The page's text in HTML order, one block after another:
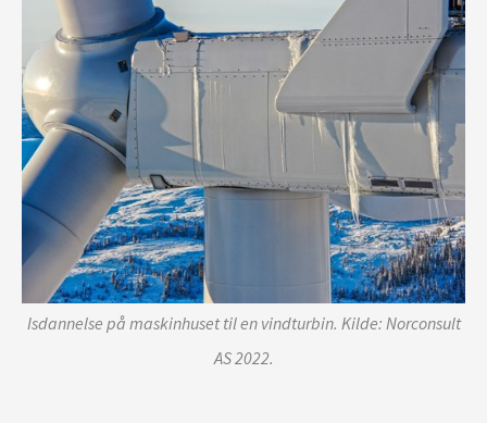
Isdannelse på maskinhuset til en vindturbin. Kilde: Norconsult
AS 2022.